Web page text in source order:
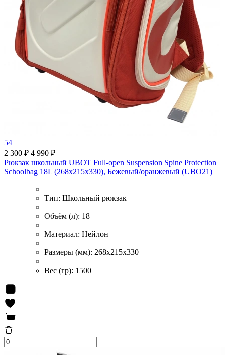
54
2 300 ₽ 4 990 ₽
Рюкзак школьный UBOT Full-open Suspension Spine Protection
Schoolbag 18L (268x215x330), Бежевый/оранжевый (UBO21)
Тип: Школьный рюкзак
Объём (л): 18
Материал: Нейлон
Размеры (мм): 268x215x330
Вес (гр): 1500